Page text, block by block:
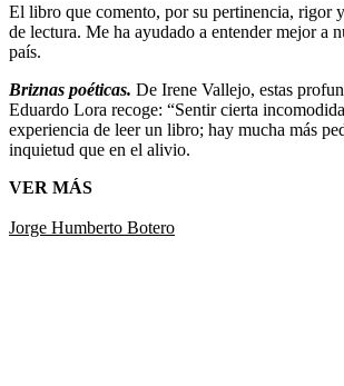
El libro que comento, por su pertinencia, rigor
de lectura. Me ha ayudado a entender mejor a
país.
Briznas poéticas. De Irene Vallejo, estas
Eduardo Lora recoge: “Sentir cierta
experiencia de leer un libro; hay mucha más
inquietud que en el alivio.
VER MÁS
Jorge Humberto Botero